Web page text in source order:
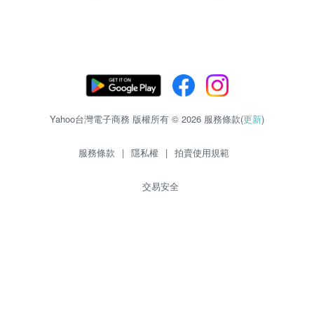
Yahoo台灣電子商務 版權所有 © 2026 服務條款(更新)
服務條款 | 隱私權 | 拍賣使用規範
交易安全